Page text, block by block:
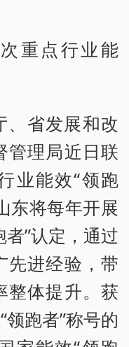
重点行业能
、省发展和改
管理局近日联
业能效“领跑
东将每年开展
”认定，通过
先进经验，带
整体提升。获
跑者”称号的